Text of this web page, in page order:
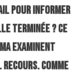
pour informer
terminée ? Ce
examinent
Comme